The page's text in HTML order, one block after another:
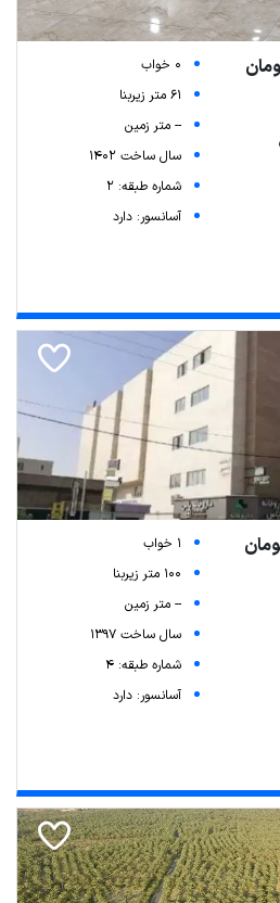
0 خواب
61 متر زیربنا
-- متر زمین
سال ساخت 1402
شماره طبقه: 2
آسانسور: دارد
1 خواب
100 متر زیربنا
-- متر زمین
سال ساخت 1397
شماره طبقه: 4
آسانسور: دارد